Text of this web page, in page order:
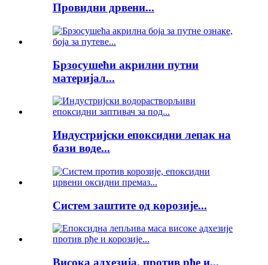
Провидни дрвени...
Брзосушећи акрилни путни
материјал...
Индустријски епоксидни лепак на
бази воде...
Систем заштите од корозије...
Висока адхезија, против рђе и...